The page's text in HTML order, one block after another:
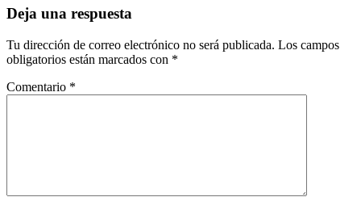
Deja una respuesta
Tu dirección de correo electrónico no será publicada. Los campos
obligatorios están marcados con *
Comentario *